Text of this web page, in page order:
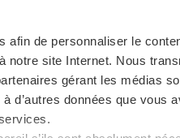
afin de personnaliser le
site Internet. Nous
gérant les médias
d’autres données que vous